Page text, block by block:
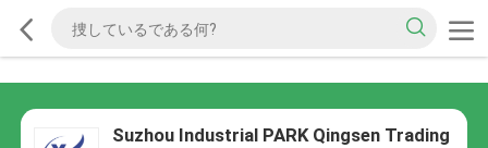
Suzhou Industrial PARK Qingsen Trading